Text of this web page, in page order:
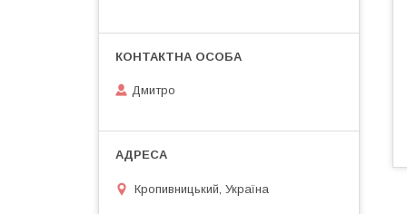
Дмитро
Кропивницький, Україна